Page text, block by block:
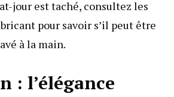
jour est taché, consultez les
pour savoir s’il peut être
à la main.
: l’élégance